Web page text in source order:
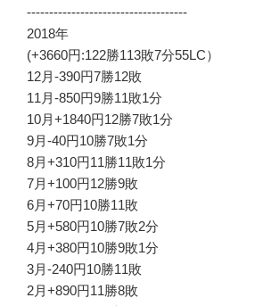
------------------------------------
2018年
(+3660円:122勝113敗7分55LC）
12月-390円7勝12敗
11月-850円9勝11敗1分
10月+1840円12勝7敗1分
9月-40円10勝7敗1分
8月+310円11勝11敗1分
7月+100円12勝9敗
6月+70円10勝11敗
5月+580円10勝7敗2分
4月+380円10勝9敗1分
3月-240円10勝11敗
2月+890円11勝8敗